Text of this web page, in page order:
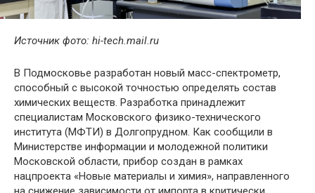
Источник фото: hi-tech.mail.ru
В Подмосковье разработан новый масс-спектрометр,
способный с высокой точностью определять состав
химических веществ. Разработка принадлежит
специалистам Московского физико-технического
института (МФТИ) в Долгопрудном. Как сообщили в
Министерстве информации и молодежной политики
Московской области, прибор создан в рамках
нацпроекта «Новые материалы и химия», направленного